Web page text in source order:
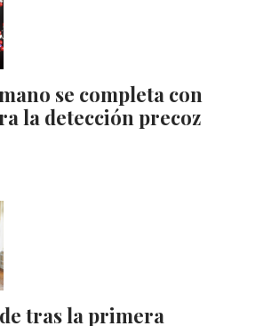
se completa con
la detección precoz
tras la primera